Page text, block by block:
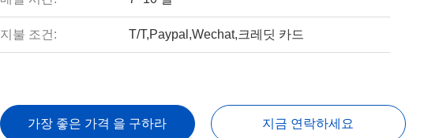
지불 조건: T/T,Paypal,Wechat,크레딧 카드
가장 좋은 가격 을 구하라 지금 연락하세요